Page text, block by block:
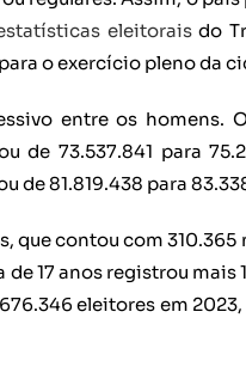
eleitoraisdo
o exercício pleno da
entre os homens.
73.537.841 para
de 81.819.438 para
que contou com
17 anos registrou mais
eleitores em